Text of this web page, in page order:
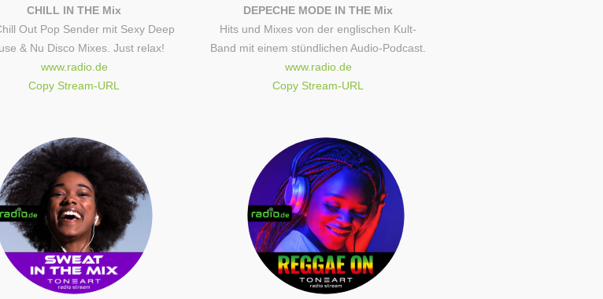
CHILL IN THE Mix
Out Pop Sender mit Sexy Deep
& Nu Disco Mixes. Just relax!
www.radio.de
Copy Stream-URL
DEPECHE MODE IN THE Mix
Hits und Mixes von der englischen Kult-
Band mit einem stündlichen Audio-Podcast.
www.radio.de
Copy Stream-URL